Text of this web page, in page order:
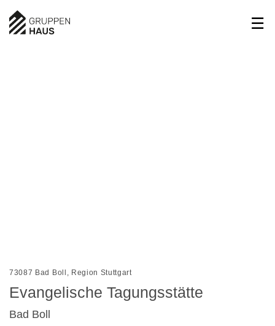
5/6
6/6
73087 Bad Boll, Region Stuttgart
Evangelische Tagungsstätte
Bad Boll